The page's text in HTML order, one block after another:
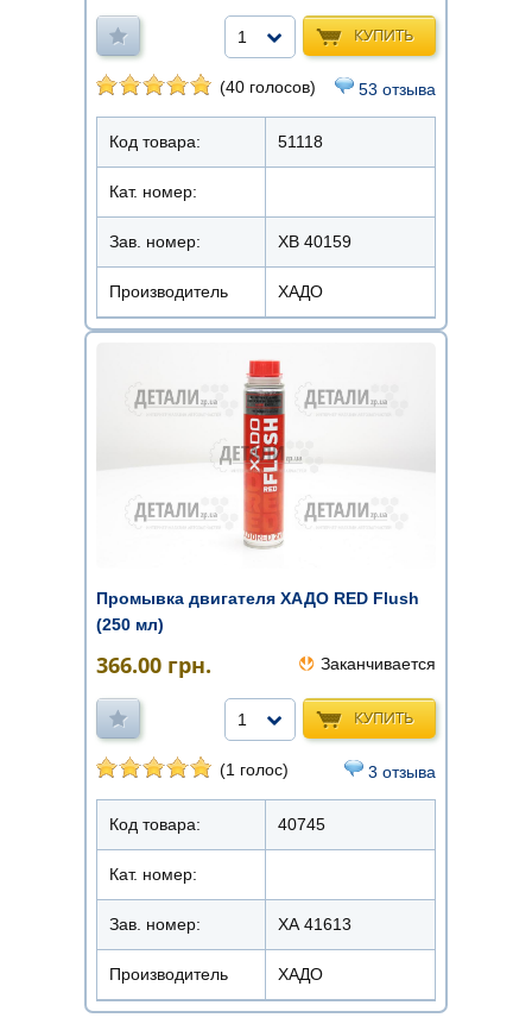
КУПИТЬ
1
(40 голосов) 53 отзыва
Код товара: 51118
Кат. номер:
Зав. номер: ХВ 40159
Производитель ХАДО
Промывка двигателя ХАДО RED Flush
(250 мл)
366.00 грн. Заканчивается
КУПИТЬ
1
(1 голос) 3 отзыва
Код товара: 40745
Кат. номер:
Зав. номер: ХА 41613
Производитель ХАДО